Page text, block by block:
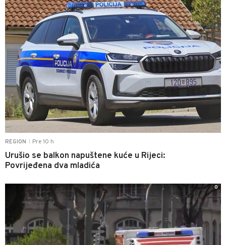
REGION Pre 10 h
Urušio se balkon napuštene kuće u Rijeci:
Povrijeđena dva mladića
0